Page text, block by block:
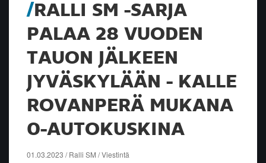
RALLI SM -SARJA
PALAA 28 VUODEN
TAUON JÄLKEEN
JYVÄSKYLÄÄN - KALLE
ROVANPERÄ MUKANA
0-AUTOKUSKINA
01.03.2023 / Ralli SM / Viestintä